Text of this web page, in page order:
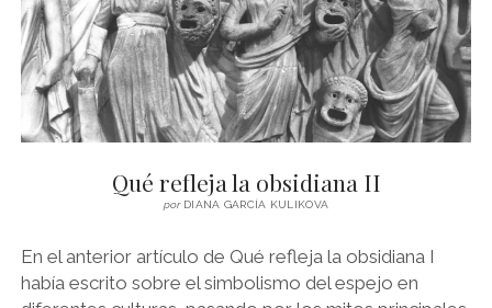
Qué refleja la obsidiana II
porDIANA GARCÍA KULIKOVA
En el anterior artículo de Qué refleja la obsidiana I
había escrito sobre el simbolismo del espejo en